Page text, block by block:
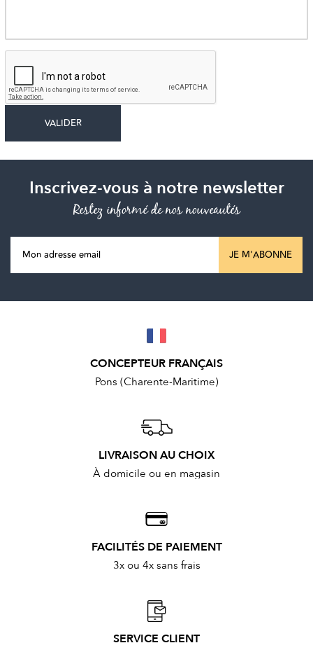
Inscrivez-vous à notre newsletter
Restez informé de nos nouveautés
JE M'ABONNE
CONCEPTEUR FRANÇAIS
Pons (Charente-Maritime)
LIVRAISON AU CHOIX
À domicile ou en magasin
FACILITÉS DE PAIEMENT
3x ou 4x sans frais
SERVICE CLIENT